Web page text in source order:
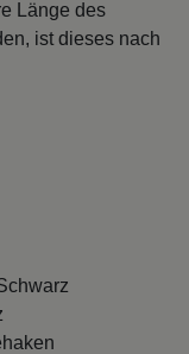
Länge des
ist dieses nach